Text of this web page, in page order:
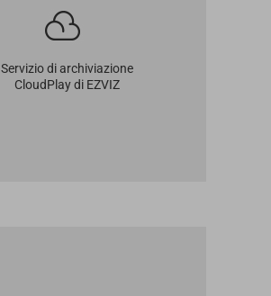
Servizio di archiviazione
CloudPlay di EZVIZ